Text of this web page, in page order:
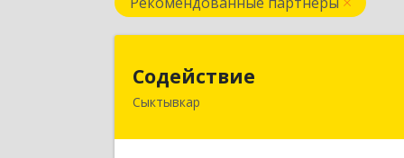
Содействие
Сыктывкар167004, Коми Респ, Сыктывкар г,